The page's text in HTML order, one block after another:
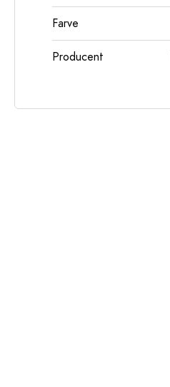
Farve
Producent